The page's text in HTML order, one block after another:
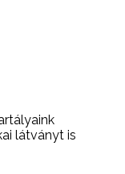
látványt is